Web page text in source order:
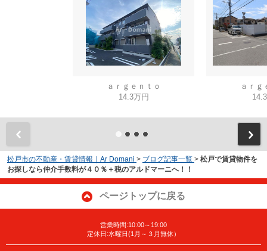
ａｒｇｅｎｔｏ
14.3万円
ａｒｇ
松戸市の不動産・賃貸情報｜Ar Domani > ブログ記事一覧 > 松戸で賃貸物件を
お探しなら仲介手数料が４０％＋税のアルドマーニへ！！
ページトップに戻る
営業時間:10:00～19:00
定休日:水曜日(1月～３月無休）